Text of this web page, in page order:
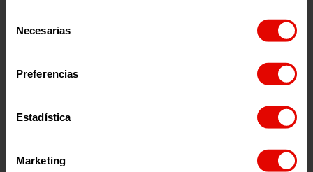
Necesarias
Preferencias
Estadística
Marketing
¿Quieres recibir información?